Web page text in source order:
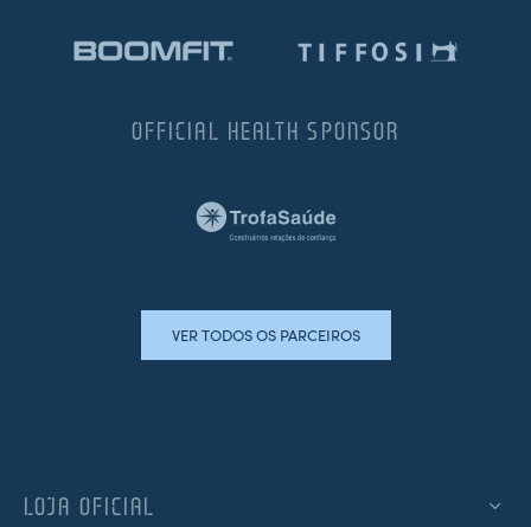
OFFICIAL HEALTH SPONSOR
VER TODOS OS PARCEIROS
LOJA OFICIAL